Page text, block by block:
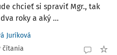
chcieť si spraviť Mgr., tak
roky a aký ...
Juríková
čítania